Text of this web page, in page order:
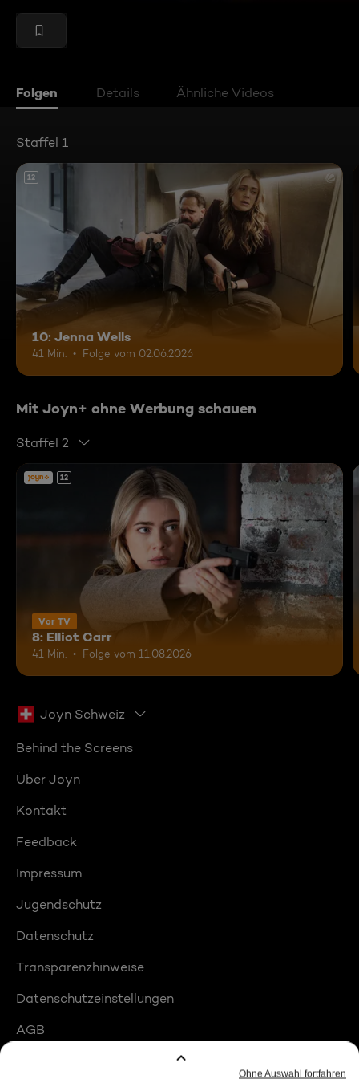
Folgen Details Ähnliche Videos
Staffel 1
12
10: Jenna Wells
41 Min. Folge vom 02.06.2026
Mit Joyn+ ohne Werbung schauen
Staffel 2
12
Vor TV
8: Elliot Carr
41 Min. Folge vom 11.08.2026
Joyn Schweiz
Behind the Screens
Über Joyn
Kontakt
Feedback
Impressum
Jugendschutz
Datenschutz
Transparenzhinweise
Datenschutzeinstellungen
AGB